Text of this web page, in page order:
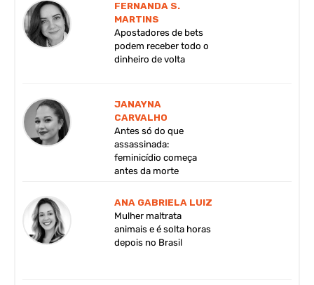
FERNANDA S.
MARTINS
Apostadores de bets
podem receber todo o
dinheiro de volta
JANAYNA
CARVALHO
Antes só do que
assassinada:
feminicídio começa
antes da morte
ANA GABRIELA LUIZ
Mulher maltrata
animais e é solta horas
depois no Brasil